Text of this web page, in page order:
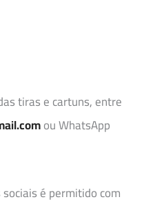
tiras e cartuns, entre
ou WhatsApp
é permitido com